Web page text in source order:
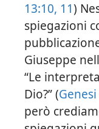
13:10, 11)
spiegazioni
Giuseppe
“Le
Dio?” (
però